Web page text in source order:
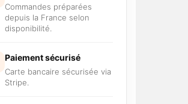
Commandes préparées
depuis la France selon
disponibilité.
Paiement sécurisé
Carte bancaire sécurisée via
Stripe.